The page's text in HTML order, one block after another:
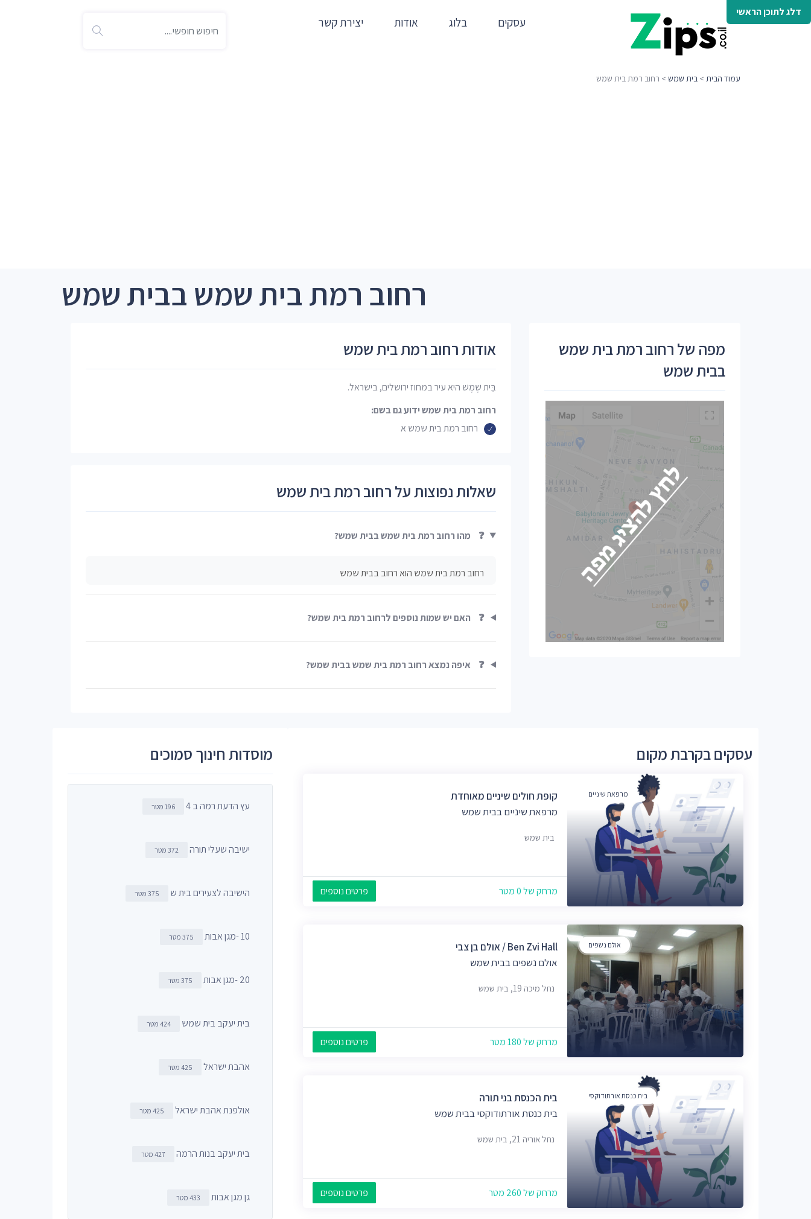
דלג לתוכן הראשי
עסקים בלוג אודות יצירת קשר
עמוד הבית > בית שמש > רחוב רמת בית שמש
רחוב רמת בית שמש בבית שמש
אודות רחוב רמת בית שמש
בֵּית שֶׁמֶשׁ היא עיר במחוז ירושלים, בישראל.
רחוב רמת בית שמש ידוע גם בשם:
רחוב רמת בית שמש א
שאלות נפוצות על רחוב רמת בית שמש
❓ מהו רחוב רמת בית שמש בבית שמש?
רחוב רמת בית שמש הוא רחוב בבית שמש
❓ האם יש שמות נוספים לרחוב רמת בית שמש?
❓ איפה נמצא רחוב רמת בית שמש בבית שמש?
מפה של רחוב רמת בית שמש
בבית שמש
עסקים בקרבת מקום
מרפאת שיניים
קופת חולים שיניים מאוחדת
מרפאת שיניים בבית שמש
בית שמש
מרחק של 0 מטר פרטים נוספים
אולם נשפים
Ben Zvi Hall / אולם בן צבי
אולם נשפים בבית שמש
נחל מיכה 19, בית שמש
מרחק של 180 מטר פרטים נוספים
בית כנסת אורתודוקסי
בית הכנסת בני תורה
בית כנסת אורתודוקסי בבית שמש
נחל אוריה 21, בית שמש
מרחק של 260 מטר פרטים נוספים
מוסדות חינוך סמוכים
עץ הדעת רמה ב 4 196 מטר
ישיבה שעלי תורה 372 מטר
הישיבה לצעירים בית ש 375 מטר
10 -מגן אבות 375 מטר
20 -מגן אבות 375 מטר
בית יעקב בית שמש 424 מטר
אהבת ישראל 425 מטר
אולפנת אהבת ישראל 425 מטר
בית יעקב בנות הרמה 427 מטר
גן מגן אבות 433 מטר